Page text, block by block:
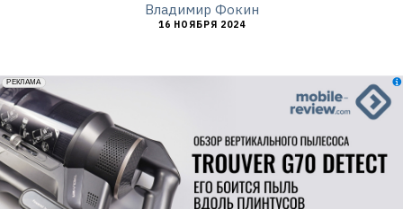
Владимир Фокин
16 НОЯБРЯ 2024
erid: 2VfnxxmNzs5
РЕКЛАМА